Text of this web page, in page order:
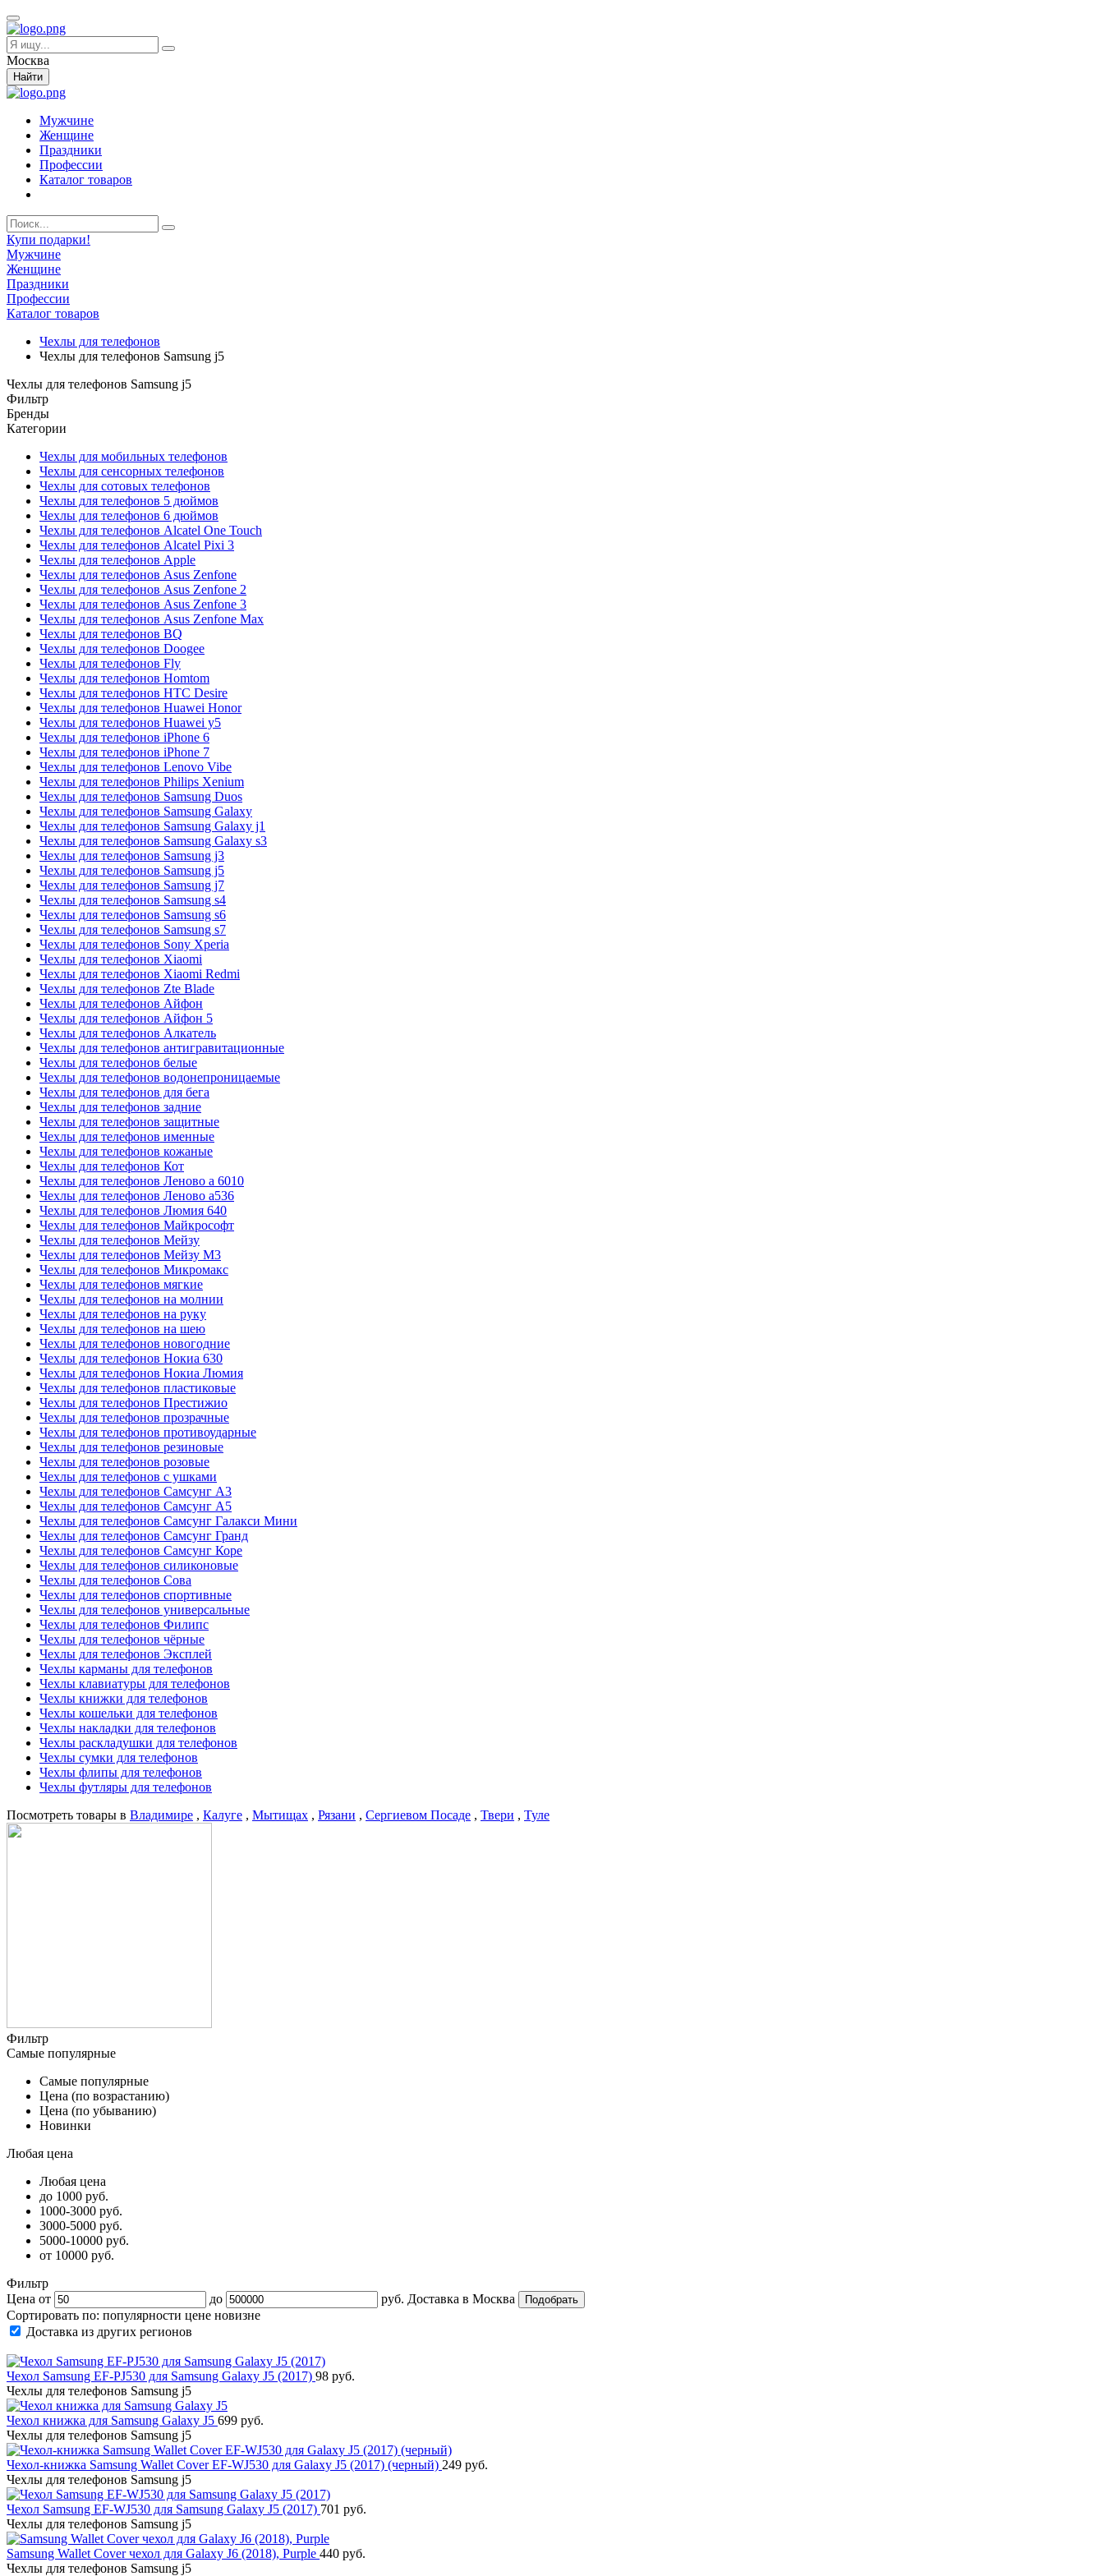
Москва
Найти
Мужчине
Женщине
Праздники
Профессии
Каталог товаров
Купи подарки!
Мужчине
Женщине
Праздники
Профессии
Каталог товаров
Чехлы для телефонов
Чехлы для телефонов Samsung j5
Чехлы для телефонов Samsung j5
Фильтр
Бренды
Категории
Чехлы для мобильных телефонов
Чехлы для сенсорных телефонов
Чехлы для сотовых телефонов
Чехлы для телефонов 5 дюймов
Чехлы для телефонов 6 дюймов
Чехлы для телефонов Alcatel One Touch
Чехлы для телефонов Alcatel Pixi 3
Чехлы для телефонов Apple
Чехлы для телефонов Asus Zenfone
Чехлы для телефонов Asus Zenfone 2
Чехлы для телефонов Asus Zenfone 3
Чехлы для телефонов Asus Zenfone Max
Чехлы для телефонов BQ
Чехлы для телефонов Doogee
Чехлы для телефонов Fly
Чехлы для телефонов Homtom
Чехлы для телефонов HTC Desire
Чехлы для телефонов Huawei Honor
Чехлы для телефонов Huawei y5
Чехлы для телефонов iPhone 6
Чехлы для телефонов iPhone 7
Чехлы для телефонов Lenovo Vibe
Чехлы для телефонов Philips Xenium
Чехлы для телефонов Samsung Duos
Чехлы для телефонов Samsung Galaxy
Чехлы для телефонов Samsung Galaxy j1
Чехлы для телефонов Samsung Galaxy s3
Чехлы для телефонов Samsung j3
Чехлы для телефонов Samsung j5
Чехлы для телефонов Samsung j7
Чехлы для телефонов Samsung s4
Чехлы для телефонов Samsung s6
Чехлы для телефонов Samsung s7
Чехлы для телефонов Sony Xperia
Чехлы для телефонов Xiaomi
Чехлы для телефонов Xiaomi Redmi
Чехлы для телефонов Zte Blade
Чехлы для телефонов Айфон
Чехлы для телефонов Айфон 5
Чехлы для телефонов Алкатель
Чехлы для телефонов антигравитационные
Чехлы для телефонов белые
Чехлы для телефонов водонепроницаемые
Чехлы для телефонов для бега
Чехлы для телефонов задние
Чехлы для телефонов защитные
Чехлы для телефонов именные
Чехлы для телефонов кожаные
Чехлы для телефонов Кот
Чехлы для телефонов Леново а 6010
Чехлы для телефонов Леново а536
Чехлы для телефонов Люмия 640
Чехлы для телефонов Майкрософт
Чехлы для телефонов Мейзу
Чехлы для телефонов Мейзу М3
Чехлы для телефонов Микромакс
Чехлы для телефонов мягкие
Чехлы для телефонов на молнии
Чехлы для телефонов на руку
Чехлы для телефонов на шею
Чехлы для телефонов новогодние
Чехлы для телефонов Нокиа 630
Чехлы для телефонов Нокиа Люмия
Чехлы для телефонов пластиковые
Чехлы для телефонов Престижио
Чехлы для телефонов прозрачные
Чехлы для телефонов противоударные
Чехлы для телефонов резиновые
Чехлы для телефонов розовые
Чехлы для телефонов с ушками
Чехлы для телефонов Самсунг А3
Чехлы для телефонов Самсунг А5
Чехлы для телефонов Самсунг Галакси Мини
Чехлы для телефонов Самсунг Гранд
Чехлы для телефонов Самсунг Коре
Чехлы для телефонов силиконовые
Чехлы для телефонов Сова
Чехлы для телефонов спортивные
Чехлы для телефонов универсальные
Чехлы для телефонов Филипс
Чехлы для телефонов чёрные
Чехлы для телефонов Эксплей
Чехлы карманы для телефонов
Чехлы клавиатуры для телефонов
Чехлы книжки для телефонов
Чехлы кошельки для телефонов
Чехлы накладки для телефонов
Чехлы раскладушки для телефонов
Чехлы сумки для телефонов
Чехлы флипы для телефонов
Чехлы футляры для телефонов
Посмотреть товары в Владимире , Калуге , Мытищах , Рязани , Сергиевом Посаде , Твери , Туле
Фильтр
Самые популярные
Самые популярные
Цена (по возрастанию)
Цена (по убыванию)
Новинки
Любая цена
Любая цена
до 1000 руб.
1000-3000 руб.
3000-5000 руб.
5000-10000 руб.
от 10000 руб.
Фильтр
Цена от
до руб. Доставка в Москва
Сортировать по: популярности цене новизне
Доставка из других регионов
Чехол Samsung EF-PJ530 для Samsung Galaxy J5 (2017) 98 руб.
Чехлы для телефонов Samsung j5
Чехол книжка для Samsung Galaxy J5 699 руб.
Чехлы для телефонов Samsung j5
Чехол-книжка Samsung Wallet Cover EF-WJ530 для Galaxy J5 (2017) (черный) 249 руб.
Чехлы для телефонов Samsung j5
Чехол Samsung EF-WJ530 для Samsung Galaxy J5 (2017) 701 руб.
Чехлы для телефонов Samsung j5
Samsung Wallet Cover чехол для Galaxy J6 (2018), Purple 440 руб.
Чехлы для телефонов Samsung j5